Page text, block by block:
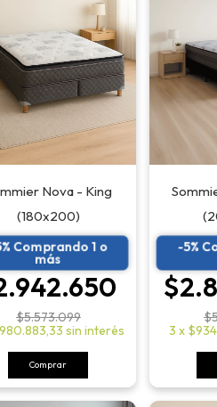
Nova - King
(180x200)
Comprando 1 o
más
$5.573.099
sin interés
Comprar
-5%
3 x